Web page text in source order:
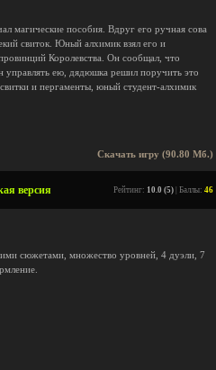
магические пособия. Вдруг его ручная сова
свиток. Юный алхимик взял его и
Королевства. Он сообщал, что
управлять ею, дядюшка решил поручить это
и пергаменты, юный студент-алхимик
Скачать игру (90.80 Мб.)
версия Рейтинг: 10.0 (5) | Баллы: 46
сюжетами, множество уровней, 4 дуэли, 7